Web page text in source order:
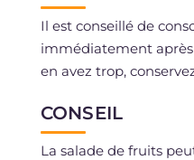
Il est conseillé de
immédiatement après
en avez trop,
plastique ou dans un
congélation est
CONSEIL
La salade de fruits